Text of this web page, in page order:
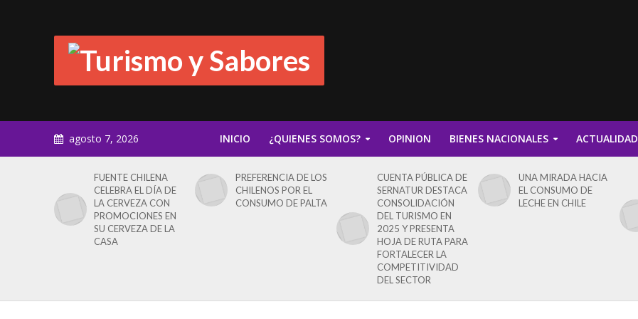
agosto 7, 2026 INICIO ¿QUIENES SOMOS? OPINION BIENES NACIONALES ACTUALIDAD
FUENTE CHILENA
CELEBRA EL DÍA DE
LA CERVEZA CON
PROMOCIONES EN
SU CERVEZA DE LA
CASA
PREFERENCIA DE LOS
CHILENOS POR EL
CONSUMO DE PALTA
CUENTA PÚBLICA DE
SERNATUR DESTACA
CONSOLIDACIÓN
DEL TURISMO EN
2025 Y PRESENTA
HOJA DE RUTA PARA
FORTALECER LA
COMPETITIVIDAD
DEL SECTOR
UNA MIRADA HACIA
EL CONSUMO DE
LECHE EN CHILE